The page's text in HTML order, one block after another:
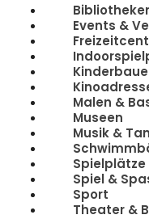
Events &
Malen &
Museen
Musik &
Spielplätze
Spiel &
Sport
Theater &